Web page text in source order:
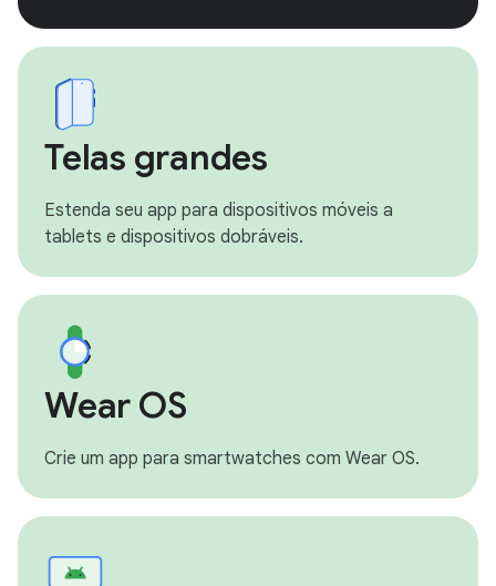
Telas grandes
Estenda seu app para dispositivos móveis a
tablets e dispositivos dobráveis.
Wear OS
Crie um app para smartwatches com Wear OS.